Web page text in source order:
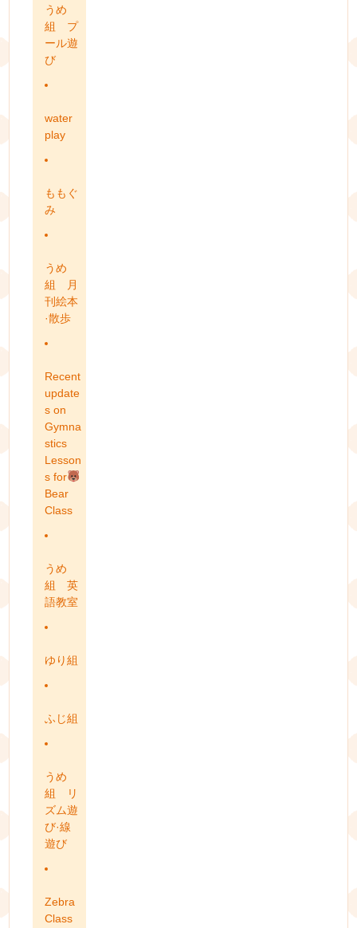
うめ
組 プ
ール遊
び
water
play
ももぐ
み
うめ
組 月
刊絵本
·散歩
Recent
update
s on
Gymna
stics
Lesson
s for
Bear
Class
うめ
組 英
語教室
ゆり組
ふじ組
うめ
組 リ
ズム遊
び·線
遊び
Zebra
Class